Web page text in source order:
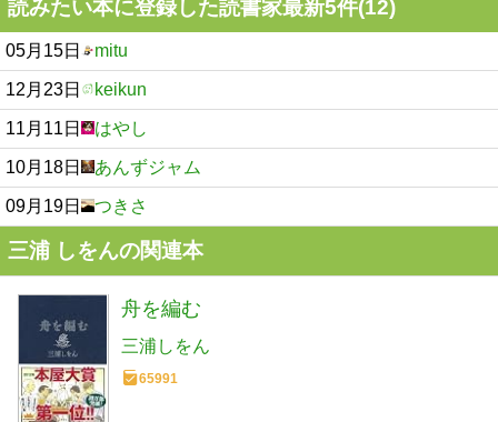
読みたい本に登録した読書家最新5件(12)
05月15日 mitu
12月23日 keikun
11月11日 はやし
10月18日 あんずジャム
09月19日 つきさ
三浦 しをんの関連本
舟を編む
三浦しをん
65991